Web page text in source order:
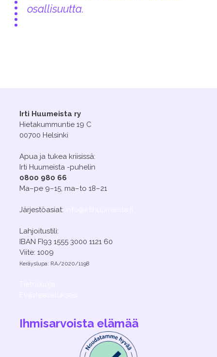
osallisuutta.
Irti Huumeista ry
Hietakummuntie 19 C
00700 Helsinki
Apua ja tukea kriisissä:
Irti Huumeista -puhelin
0800 980 66
Ma–pe 9–15, ma–to 18–21
Järjestöasiat:
Lahjoitustili:
IBAN FI93 1555 3000 1121 60
Viite: 1009
Keräyslupa: RA/2020/1198
Ihmisarvoista elämää